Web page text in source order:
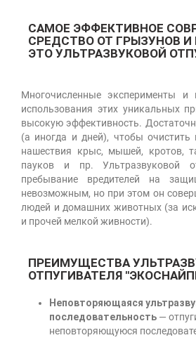
САМОЕ ЭФФЕКТИВНОЕ
СРЕДСТВО ОТ ГРЫЗУНОВ
ЭТО УЛЬТРАЗВУКОВОЙ
Многочисленные эксперименты и
использования этих уникальных
высокую эффективность.
(а иногда и дней), чтобы очистить
нашествия крыс, мышей, кротов,
пауков и пр. Ультразвуковой
пребывание вредителей на
невозможным, но при этом он
людей и домашних животных (за
и прочей мелкой живности).
ПРЕИМУЩЕСТВА
ОТПУГИВАТЕЛЯ
Неповторяющаяся
последовательность —
неповторяющуюся